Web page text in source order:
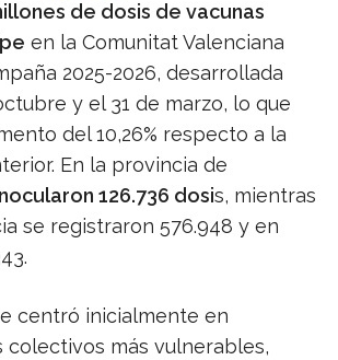
de dosis de vacunas
en la Comunitat Valenciana
2025-2026, desarrollada
y el 31 de marzo, lo que
del 10,26% respecto a la
En la provincia de
126.736 dosis, mientras
se registraron 576.948 y en
centró inicialmente en
colectivos más vulnerables,